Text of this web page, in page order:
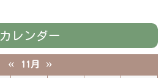
カレンダー
« 11月 »